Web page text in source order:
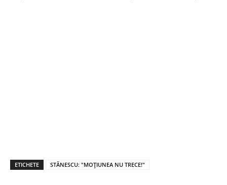
ETICHETE STĂNESCU: "MOȚIUNEA NU TRECE!"